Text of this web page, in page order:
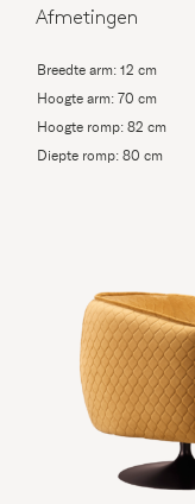
Afmetingen
Breedte arm: 12 cm
Hoogte arm: 70 cm
Hoogte romp: 82 cm
Diepte romp: 80 cm